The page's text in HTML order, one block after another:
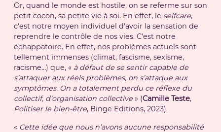
Or, quand le monde est hostile, on se referme sur son
petit cocon, sa petite vie à soi. En effet, le selfcare,
c’est notre moyen individuel d’avoir la sensation de
reprendre le contrôle de nos vies. C’est notre
échappatoire. En effet, nos problèmes actuels sont
tellement immenses (climat, fascisme, sexisme,
racisme…) que, « à défaut de se sentir capable de
s’attaquer aux réels problèmes, on s’attaque aux
symptômes. On a totalement perdu ce réflexe du
collectif, d’organisation collective » (Camille Teste,
Politiser le bien-être, Binge Editions, 2023).
« Cette idée que nous n’avons aucune responsabilité